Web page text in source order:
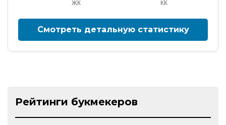
Смотреть детальную статистику
Рейтинги букмекеров